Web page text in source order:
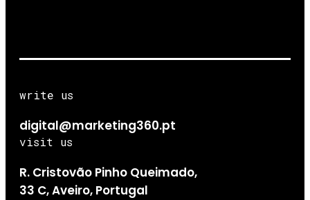
write us
digital@marketing360.pt
visit us
R. Cristovão Pinho Queimado,
33 C, Aveiro, Portugal